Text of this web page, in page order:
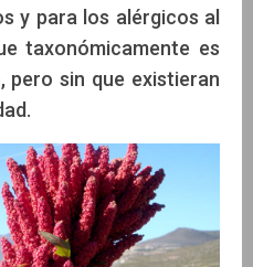
y para los alérgicos al
taxonómicamente es
pero sin que existieran